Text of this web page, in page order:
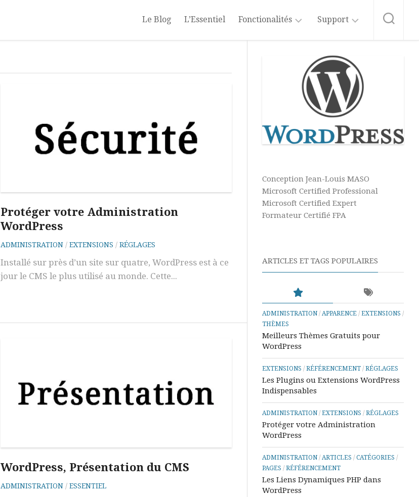
Le Blog L’Essentiel Fonctionalités
Catégories
Commentaires
Widgets
Menus
Extensions
Réglages
Support
WordPress
Abonnement
au
Blog
Bonnes
Pratiques
&
Tutos
IA
Tutos
Excel
Aide
Tutos
Power
BI
&
Tutos
Word
&
Tutos
PowerPoint
Protéger votre Administration
WordPress
ADMINISTRATION / EXTENSIONS / RÉGLAGES
Installé sur près d’un site sur quatre, WordPress est à ce
jour le CMS le plus utilisé au monde. Cette...
WordPress, Présentation du CMS
ADMINISTRATION / ESSENTIEL
Conception Jean-Louis MASO
Microsoft Certified Professional
Microsoft Certified Expert
Formateur Certifié FPA
ARTICLES ET TAGS POPULAIRES
ADMINISTRATION / APPARENCE /EXTENSIONS /
THÈMES
Meilleurs Thèmes Gratuits pour
WordPress
EXTENSIONS /RÉFÉRENCEMENT /RÉGLAGES
Les Plugins ou Extensions WordPress
Indispensables
ADMINISTRATION /EXTENSIONS /RÉGLAGES
Protéger votre Administration
WordPress
ADMINISTRATION / ARTICLES /CATÉGORIES /
PAGES /RÉFÉRENCEMENT
Les Liens Dynamiques PHP dans
WordPress